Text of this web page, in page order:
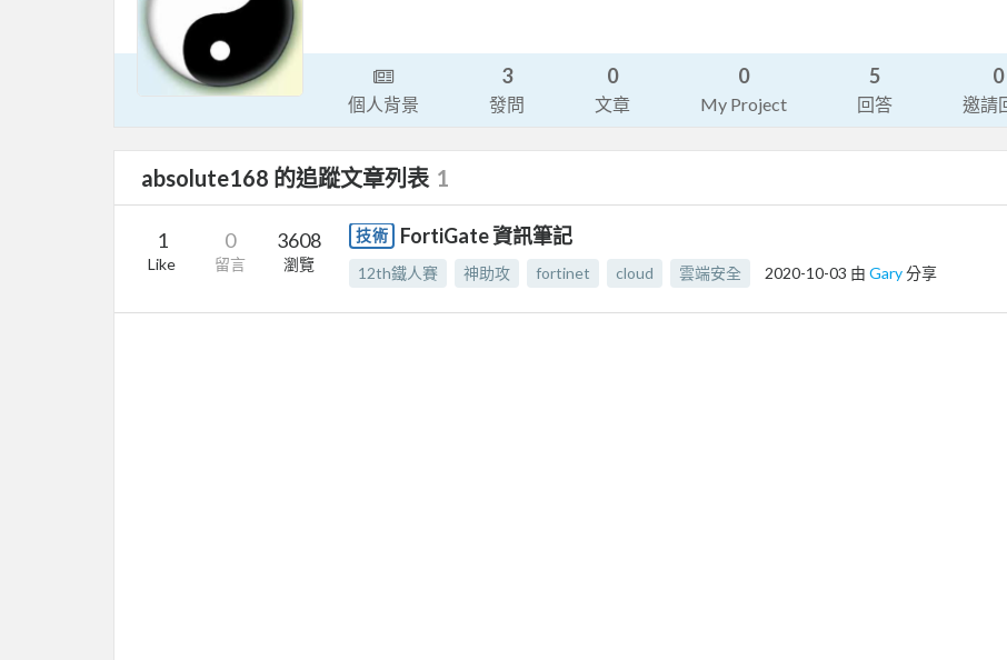
個人背景
3
發問
0
文章
0
My Project
5
回答
0
邀請
absolute168 的追蹤文章列表 1
1
Like
0
留言
3608
瀏覽
技術 FortiGate 資訊筆記
12th鐵人賽 神助攻 fortinet cloud 雲端安全 2020-10-03 由 Gary分享